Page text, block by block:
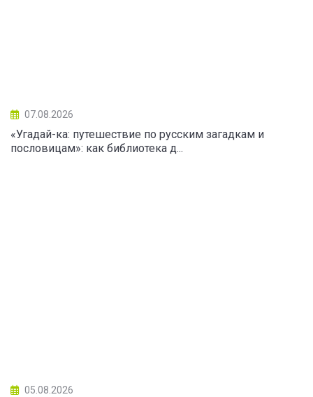
07.08.2026
«Угадай-ка: путешествие по русским загадкам и
пословицам»: как библиотека д...
05.08.2026